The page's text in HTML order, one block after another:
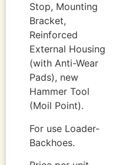
Stop, Mounting
Bracket,
Reinforced
External Housing
(with Anti-Wear
Pads), new
Hammer Tool
(Moil Point).
For use Loader-
Backhoes.